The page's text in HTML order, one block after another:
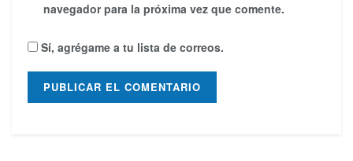
navegador para la próxima vez que comente.
Sí, agrégame a tu lista de correos.